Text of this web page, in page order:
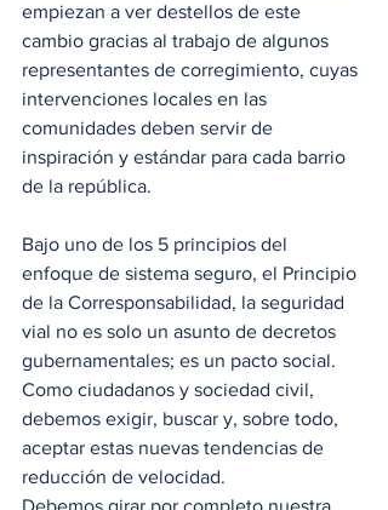
empiezan a ver destellos de este
cambio gracias al trabajo de algunos
representantes de corregimiento, cuyas
intervenciones locales en las
comunidades deben servir de
inspiración y estándar para cada barrio
de la república.
Bajo uno de los 5 principios del
enfoque de sistema seguro, el Principio
de la Corresponsabilidad, la seguridad
vial no es solo un asunto de decretos
gubernamentales; es un pacto social.
Como ciudadanos y sociedad civil,
debemos exigir, buscar y, sobre todo,
aceptar estas nuevas tendencias de
reducción de velocidad.